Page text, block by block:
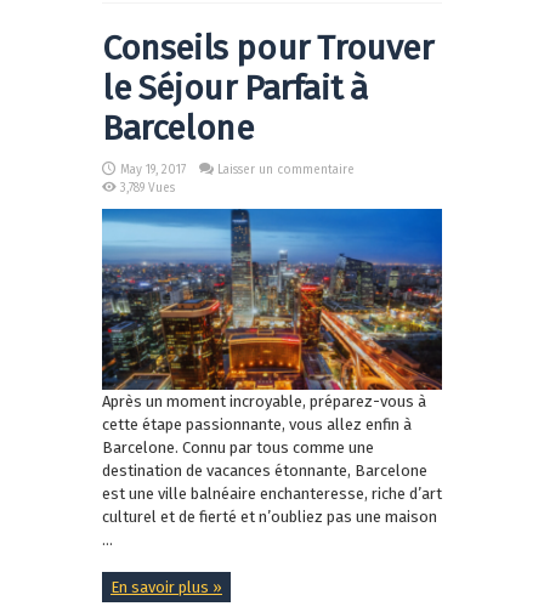
Conseils pour Trouver
le Séjour Parfait à
Barcelone
May 19, 2017
Laisser un commentaire
3,789 Vues
Après un moment incroyable, préparez-vous à
cette étape passionnante, vous allez enfin à
Barcelone. Connu par tous comme une
destination de vacances étonnante, Barcelone
est une ville balnéaire enchanteresse, riche d’art
culturel et de fierté et n’oubliez pas une maison
...
En savoir plus »